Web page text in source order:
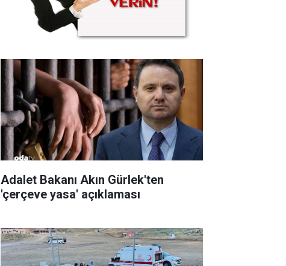
Adalet Bakanı Akın Gürlek'ten
'çerçeve yasa' açıklaması